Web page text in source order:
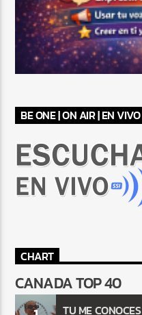
BE ONE | ON AIR | EN VIVO
CHART
CANADA TOP 40
TU ME CONOCES